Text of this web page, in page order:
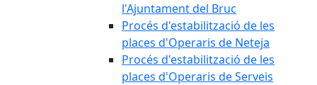
l'Ajuntament del Bruc
Procés d'estabilització de les
places d'Operaris de Neteja
Procés d'estabilització de les
places d'Operaris de Serveis